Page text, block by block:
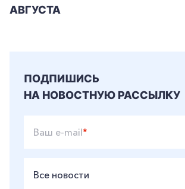
АВГУСТА
ПОДПИШИСЬ
НА НОВОСТНУЮ РАССЫЛКУ
Ваш e-mail*
Все новости